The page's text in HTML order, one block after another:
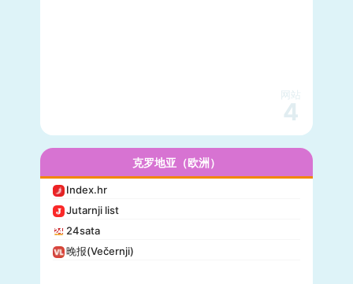
网站
4
克罗地亚（欧洲）
Index.hr
Jutarnji list
24sata
晚报(Večernji)